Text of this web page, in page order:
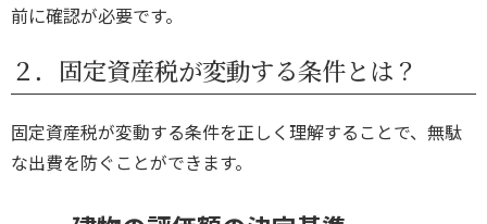
前に確認が必要です。
２．固定資産税が変動する条件とは？
固定資産税が変動する条件を正しく理解することで、無駄
な出費を防ぐことができます。